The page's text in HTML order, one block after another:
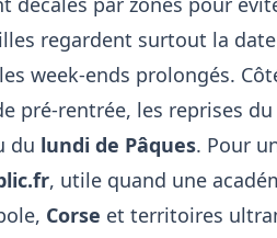
regardent surtout la
week-ends prolongés.
pré-rentrée, les reprises
du lundi de Pâques. Pour
, utile quand une
Corse et territoires